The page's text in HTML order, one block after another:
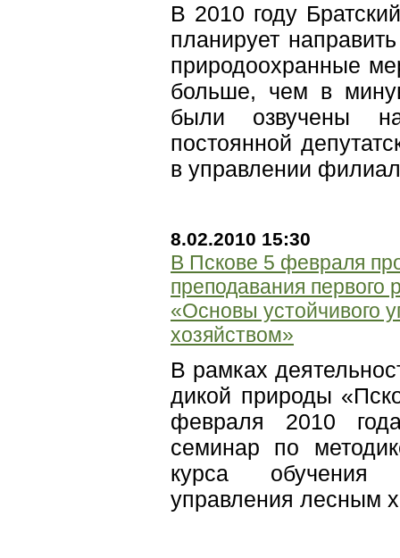
В 2010 году
планирует
природоохранные
больше, чем в
были озвучены
постоянной
в управлении
8.02.2010 15:30
В Пскове 5 февраля
преподавания первого
«Основы устойчивого
хозяйством»
В рамках
дикой природы
февраля 2010
семинар по
курса обучения
управления лесным